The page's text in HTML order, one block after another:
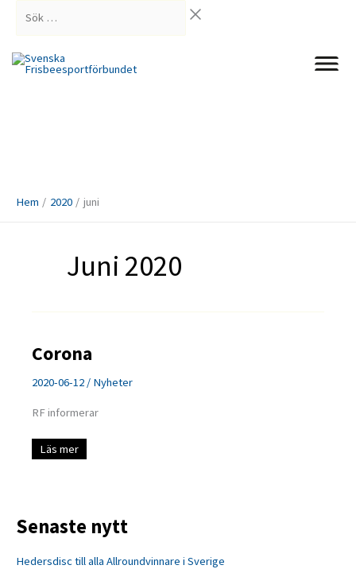
…
Hem 2020 juni
Juni 2020
Corona
2020-06-12 / Nyheter
RF informerar
Corona
Läs mer
Senaste nytt
Hedersdisc till alla Allroundvinnare i Sverige